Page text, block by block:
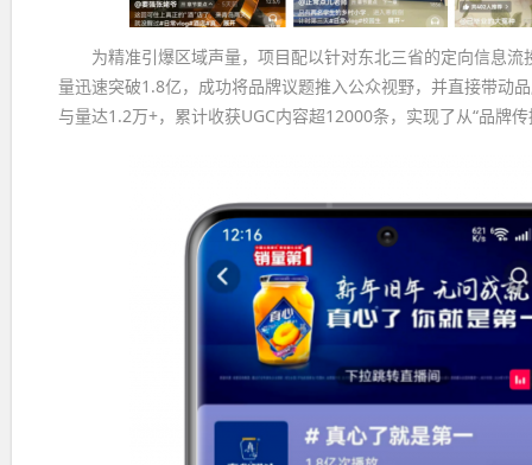
为精准引爆区域声量，项目配以针对东北三省的定向信息
量迅速突破1.8亿，成功将品牌议题推入公众视野，并直接带动
与量达1.2万+，累计收获UGC内容超12000条，实现了从“品牌传